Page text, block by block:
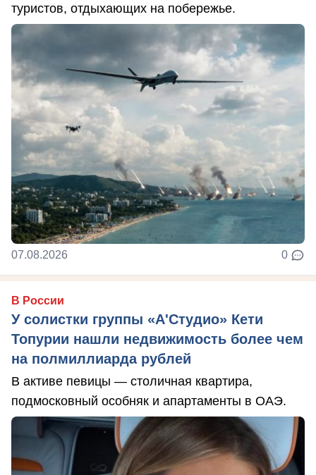
туристов, отдыхающих на побережье.
07.08.2026 0
В России
У солистки группы «А'Студио» Кети
Топурии нашли недвижимость более чем
на полмиллиарда рублей
В активе певицы — столичная квартира,
подмосковный особняк и апартаменты в ОАЭ.